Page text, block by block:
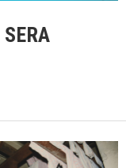
SERA